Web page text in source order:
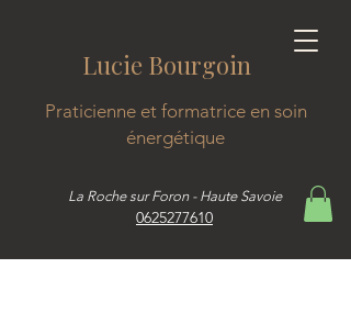
Bourgoin
Praticienne et formatrice en soin
énergétique​
La Roche sur Foron - Haute Savoie
0625277610